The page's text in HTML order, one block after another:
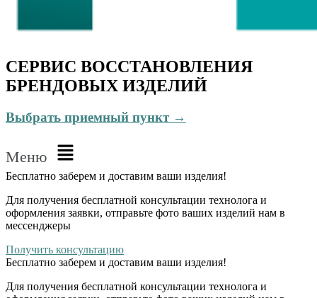
СЕРВИС ВОССТАНОВЛЕНИЯ
БРЕНДОВЫХ ИЗДЕЛИЙ
Выбрать приемный пункт →
Меню
Бесплатно заберем и доставим ваши изделия!
Для получения бесплатной консультации технолога и
оформления заявки, отправьте фото ваших изделий нам в
мессенджеры
Получить консультацию
Бесплатно заберем и доставим ваши изделия!
Для получения бесплатной консультации технолога и